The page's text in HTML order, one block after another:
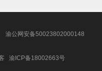
渝公网安备50023802000148
客渝ICP备18002663号